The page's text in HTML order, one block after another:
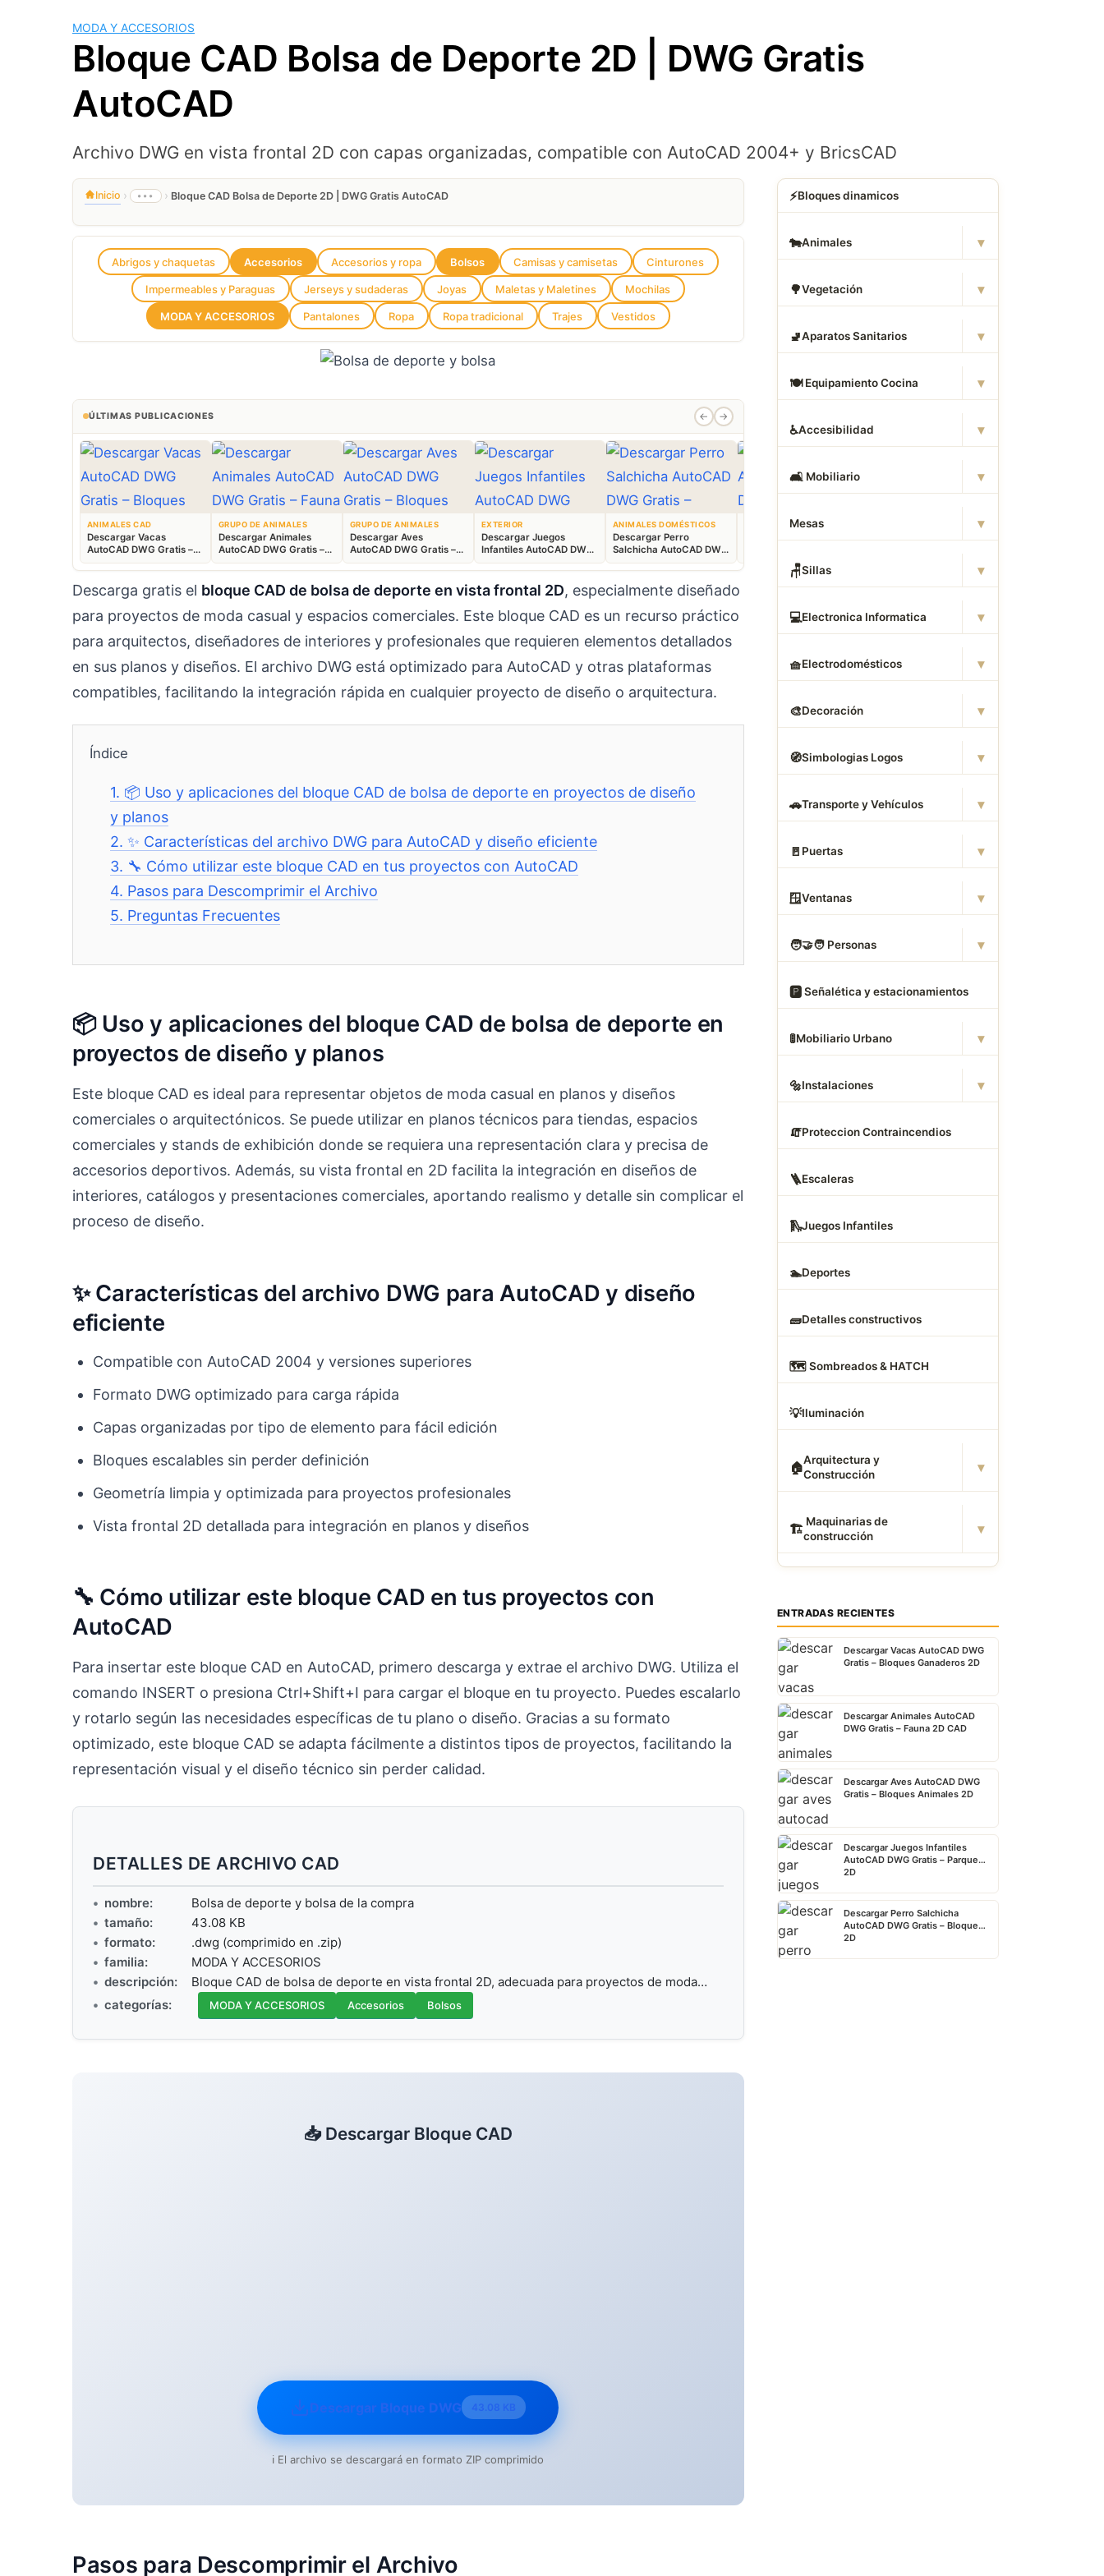
MODA Y ACCESORIOS
Bloque CAD Bolsa de Deporte 2D | DWG Gratis
AutoCAD
Archivo DWG en vista frontal 2D con capas organizadas, compatible con AutoCAD 2004+ y BricsCAD
Inicio › ••• › Bloque CAD Bolsa de Deporte 2D | DWG Gratis AutoCAD
Abrigos y chaquetas Accesorios Accesorios y ropa Bolsos Camisas y camisetas Cinturones
Impermeables y Paraguas Jerseys y sudaderas Joyas Maletas y Maletines Mochilas
MODA Y ACCESORIOS Pantalones Ropa Ropa tradicional Trajes Vestidos
ÚLTIMAS PUBLICACIONES ← →
ANIMALES CAD
Descargar Vacas
AutoCAD DWG Gratis –
Bloques Ganaderos 2D
GRUPO DE ANIMALES
Descargar Animales
AutoCAD DWG Gratis –
Fauna 2D CAD
GRUPO DE ANIMALES
Descargar Aves
AutoCAD DWG Gratis –
Bloques Animales 2D
EXTERIOR
Descargar Juegos
Infantiles AutoCAD DWG
Gratis – Parque 2D
ANIMALES DOMÉSTICOS
Descargar Perro
Salchicha AutoCAD DWG
Gratis – Bloque 2D
Descargar Abrigos
Bloques 2D
Descargar Dormitorios
Descarga gratis el bloque CAD de bolsa de deporte en vista frontal 2D, especialmente diseñado
para proyectos de moda casual y espacios comerciales. Este bloque CAD es un recurso práctico
para arquitectos, diseñadores de interiores y profesionales que requieren elementos detallados
en sus planos y diseños. El archivo DWG está optimizado para AutoCAD y otras plataformas
compatibles, facilitando la integración rápida en cualquier proyecto de diseño o arquitectura.
Índice
1. 📦 Uso y aplicaciones del bloque CAD de bolsa de deporte en proyectos de diseño
y planos
2.✨ Características del archivo DWG para AutoCAD y diseño eficiente
3. 🔧 Cómo utilizar este bloque CAD en tus proyectos con AutoCAD
4. Pasos para Descomprimir el Archivo
5. Preguntas Frecuentes
📦 Uso y aplicaciones del bloque CAD de bolsa de deporte en
proyectos de diseño y planos
Este bloque CAD es ideal para representar objetos de moda casual en planos y diseños
comerciales o arquitectónicos. Se puede utilizar en planos técnicos para tiendas, espacios
comerciales y stands de exhibición donde se requiera una representación clara y precisa de
accesorios deportivos. Además, su vista frontal en 2D facilita la integración en diseños de
interiores, catálogos y presentaciones comerciales, aportando realismo y detalle sin complicar el
proceso de diseño.
✨ Características del archivo DWG para AutoCAD y diseño
eficiente
Compatible con AutoCAD 2004 y versiones superiores
Formato DWG optimizado para carga rápida
Capas organizadas por tipo de elemento para fácil edición
Bloques escalables sin perder definición
Geometría limpia y optimizada para proyectos profesionales
Vista frontal 2D detallada para integración en planos y diseños
🔧 Cómo utilizar este bloque CAD en tus proyectos con
AutoCAD
Para insertar este bloque CAD en AutoCAD, primero descarga y extrae el archivo DWG. Utiliza el
comando INSERT o presiona Ctrl+Shift+I para cargar el bloque en tu proyecto. Puedes escalarlo
y rotarlo según las necesidades específicas de tu plano o diseño. Gracias a su formato
optimizado, este bloque CAD se adapta fácilmente a distintos tipos de proyectos, facilitando la
representación visual y el diseño técnico sin perder calidad.
DETALLES DE ARCHIVO CAD
nombre:
Bolsa de deporte y bolsa de la compra
tamaño:
43.08 KB
formato:
.dwg (comprimido en .zip)
familia:
MODA Y ACCESORIOS
descripción:
Bloque CAD de bolsa de deporte en vista frontal 2D, adecuada para proyectos de moda…
categorías:
MODA Y ACCESORIOS Accesorios Bolsos
📥 Descargar Bloque CAD
Descargar Bloque DWG 43.08 KB
ℹ️ El archivo se descargará en formato ZIP comprimido
Pasos para Descomprimir el Archivo
⚡Bloques dinamicos
🐄Animales ▾
🌳Vegetación ▾
🚽Aparatos Sanitarios ▾
🍽️ Equipamiento Cocina ▾
♿Accesibilidad ▾
🛋 ️ Mobiliario ▾
Mesas ▾
🪑Sillas ▾
💻Electronica Informatica ▾
🧺Electrodomésticos ▾
🎨Decoración ▾
🧭Simbologias Logos ▾
🚗Transporte y Vehículos ▾
🚪 Puertas ▾
🪟Ventanas ▾
🧑‍🤝‍🧑 Personas ▾
🅿️ Señalética y estacionamientos
🚦Mobiliario Urbano ▾
🔩Instalaciones ▾
🧯Proteccion Contraincendios
🪜Escaleras
🛝Juegos Infantiles
🏊Deportes
🧱Detalles constructivos
🗺️ Sombreados & HATCH
💡Iluminación
🏠Arquitectura y
Construcción
▾
🏗 ️ Maquinarias de
construcción
▾
ENTRADAS RECIENTES
Descargar Vacas AutoCAD DWG
Gratis – Bloques Ganaderos 2D
Descargar Animales AutoCAD
DWG Gratis – Fauna 2D CAD
Descargar Aves AutoCAD DWG
Gratis – Bloques Animales 2D
Descargar Juegos Infantiles
AutoCAD DWG Gratis – Parque
2D
Descargar Perro Salchicha
AutoCAD DWG Gratis – Bloque
2D